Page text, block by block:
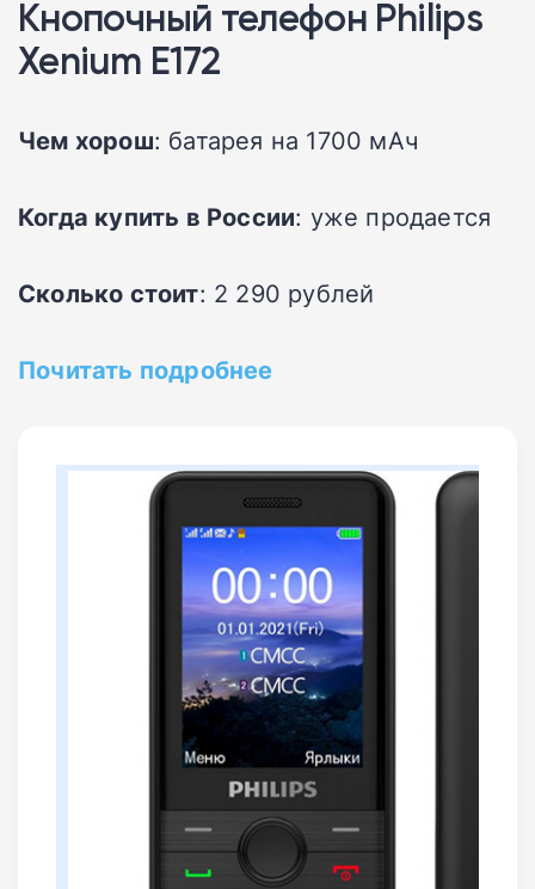
Кнопочный телефон Philips
Xenium E172
Чем хорош: батарея на 1700 мАч
Когда купить в России: уже продается
Сколько стоит: 2 290 рублей
Почитать подробнее